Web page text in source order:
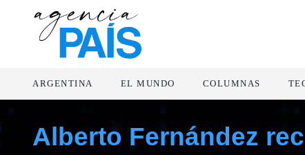
ARGENTINA EL MUNDO COLUMNAS
Alberto Fernández